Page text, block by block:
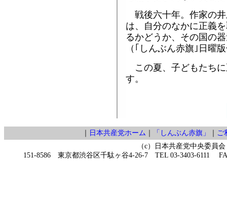
戦後六十年。作家の
は、自分のなかに正義
るかどうか、その国の
（｢しんぶん赤旗｣日曜
この夏、子どもたち
す。
日本共産党ホーム 「しんぶん赤旗」
ご
（c）日本共産党中央委員会
151-8586 東京都渋谷区千駄ヶ谷4-26-7 TEL 03-3403-6111